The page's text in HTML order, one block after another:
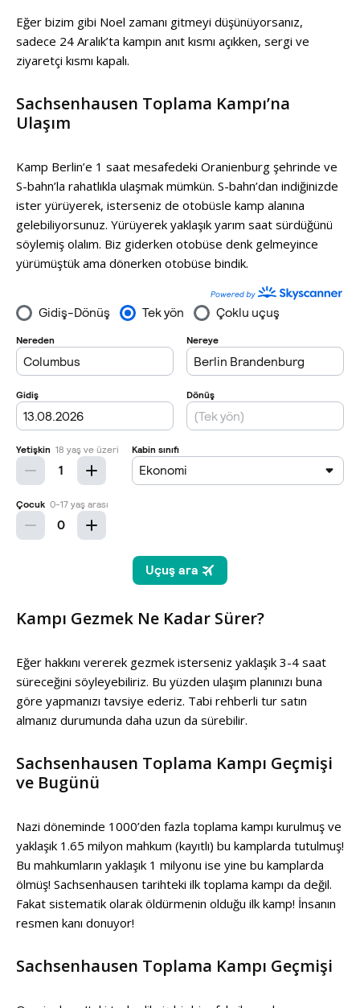
Eğer bizim gibi Noel zamanı gitmeyi düşünüyorsanız,
sadece 24 Aralık’ta kampın anıt kısmı açıkken, sergi ve
ziyaretçi kısmı kapalı.
Sachsenhausen Toplama Kampı’na
Ulaşım
Kamp Berlin’e 1 saat mesafedeki Oranienburg şehrinde ve
S-bahn’la rahatlıkla ulaşmak mümkün. S-bahn’dan indiğinizde
ister yürüyerek, isterseniz de otobüsle kamp alanına
gelebiliyorsunuz. Yürüyerek yaklaşık yarım saat sürdüğünü
söylemiş olalım. Biz giderken otobüse denk gelmeyince
yürümüştük ama dönerken otobüse bindik.
Kampı Gezmek Ne Kadar Sürer?
Eğer hakkını vererek gezmek isterseniz yaklaşık 3-4 saat
süreceğini söyleyebiliriz. Bu yüzden ulaşım planınızı buna
göre yapmanızı tavsiye ederiz. Tabi rehberli tur satın
almanız durumunda daha uzun da sürebilir.
Sachsenhausen Toplama Kampı Geçmişi
ve Bugünü
Nazi döneminde 1000’den fazla toplama kampı kurulmuş ve
yaklaşık 1.65 milyon mahkum (kayıtlı) bu kamplarda tutulmuş!
Bu mahkumların yaklaşık 1 milyonu ise yine bu kamplarda
ölmüş! Sachsenhausen tarihteki ilk toplama kampı da değil.
Fakat sistematik olarak öldürmenin olduğu ilk kamp! İnsanın
resmen kanı donuyor!
Sachsenhausen Toplama Kampı Geçmişi